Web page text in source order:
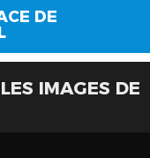
DE
IMAGES DE